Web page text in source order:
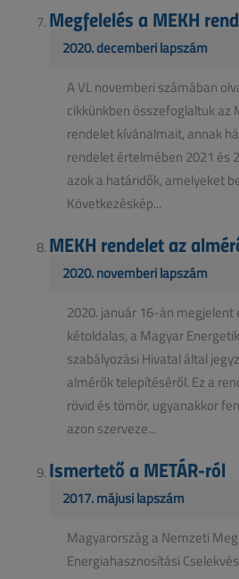
Megfelelés a MEKH
2020. decemberi lapszám
A VL novemberi számában
cikkünkben összefoglaltuk az
rendelet kívánalmait, annak
rendelet értelmében 2021 és
azok a határidők, amelyeket
Következéskép...
MEKH rendelet az
2020. novemberi lapszám
2020. január 16-án megjelent
kétoldalas, a Magyar
szabályozási Hivatal által
almérők telepítéséről. Ez a
rövid és tömör, ugyanakkor
azon szerveze...
Ismertető a METÁR-ról
2017. májusi lapszám
Magyarország a Nemzeti
Energiahasznosítási